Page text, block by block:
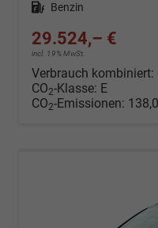
Kraftstoff Benzin
29.524,– €
incl. 19% MwSt.
Verbrauch kombiniert:
CO2-Klasse: E
CO2-Emissionen: